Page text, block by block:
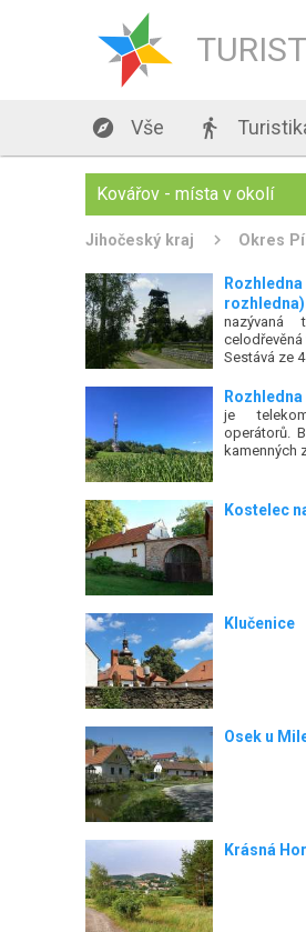
 Vše 
Kovářov - místa v okolí
Jihočeský kraj Okres
rozhledna)
nazývaná
celodřevěná
Sestává ze
je
operátorů.
kamenných
Kostelec
Klučenice
Osek u
Krásná